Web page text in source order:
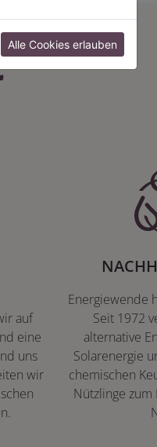
auf
eine
uns
wir
Energiewende
Seit 1972
alternative
Solarenergie
chemischen
Nützlinge zum
Alle Cookies erlauben